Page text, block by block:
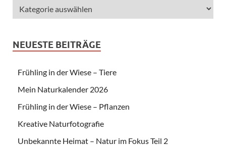
NEUESTE BEITRÄGE
Frühling in der Wiese – Tiere
Mein Naturkalender 2026
Frühling in der Wiese – Pflanzen
Kreative Naturfotografie
Unbekannte Heimat – Natur im Fokus Teil 2